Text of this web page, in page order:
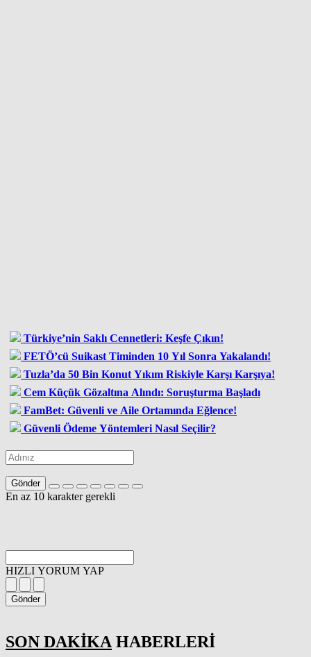
Türkiye’nin Saklı Cennetleri: Keşfe Çıkın!
FETÖ’cü Suikast Timinden 10 Yıl Sonra Yakalandı!
Tuzla’da 50 Bin Konut Yıkım Riskiyle Karşı Karşıya!
Cem Küçük Gözaltına Alındı: Soruşturma Başladı
FamBet: Güvenli ve Aile Ortamında Eğlence!
Güvenli Ödeme Yöntemleri Nasıl Seçilir?
Gönder
En az 10 karakter gerekli
HIZLI YORUM YAP
Gönder
SON DAKİKA HABERLERİ